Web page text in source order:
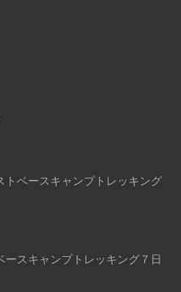
トベースキャンプトレッキング
スキャンプトレッキング７日